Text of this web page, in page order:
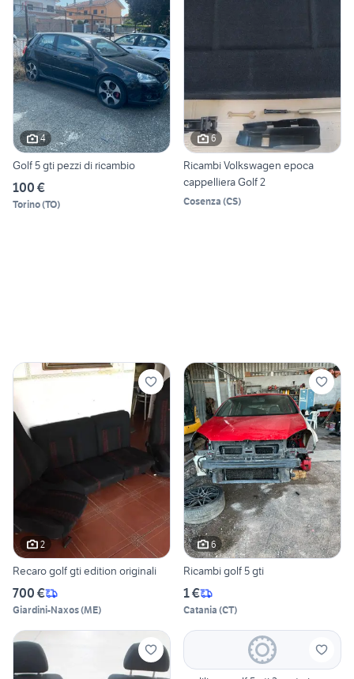
4
Golf 5 gti pezzi di ricambio
100 €
Torino(TO)
6
Ricambi Volkswagen epoca
cappelliera Golf 2
Cosenza (CS)
2
Recaro golf gti edition originali
700 €
Giardini-Naxos(ME)
6
Ricambi golf 5 gti
1 €
Catania (CT)